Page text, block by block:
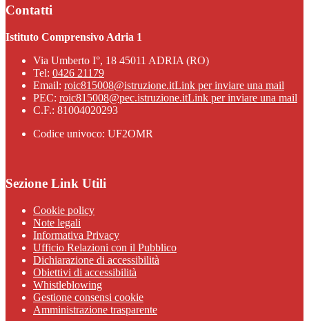
Contatti
Istituto Comprensivo Adria 1
Via Umberto I°, 18 45011 ADRIA (RO)
Tel: 0426 21179
Email: roic815008@istruzione.itLink per inviare una mail
PEC: roic815008@pec.istruzione.itLink per inviare una mail
C.F.: 81004020293
Codice univoco: UF2OMR
Sezione Link Utili
Cookie policy
Note legali
Informativa Privacy
Ufficio Relazioni con il Pubblico
Dichiarazione di accessibilità
Obiettivi di accessibilità
Whistleblowing
Gestione consensi cookie
Amministrazione trasparente